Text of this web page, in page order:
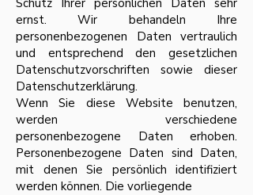
Schutz Ihrer persönlichen Daten sehr
ernst. Wir behandeln Ihre
personenbezogenen Daten vertraulich
und entsprechend den gesetzlichen
Datenschutzvorschriften sowie dieser
Datenschutzerklärung.
Wenn Sie diese Website benutzen,
werden verschiedene
personenbezogene Daten erhoben.
Personenbezogene Daten sind Daten,
mit denen Sie persönlich identifiziert
werden können. Die vorliegende